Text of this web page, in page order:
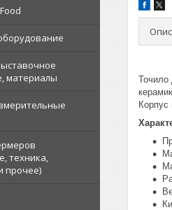
материалы
техника,
прочее)
Точило
Корпус